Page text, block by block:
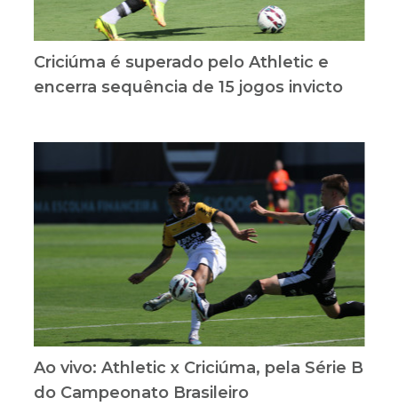
Criciúma é superado pelo Athletic e
encerra sequência de 15 jogos invicto
Ao vivo: Athletic x Criciúma, pela Série B
do Campeonato Brasileiro